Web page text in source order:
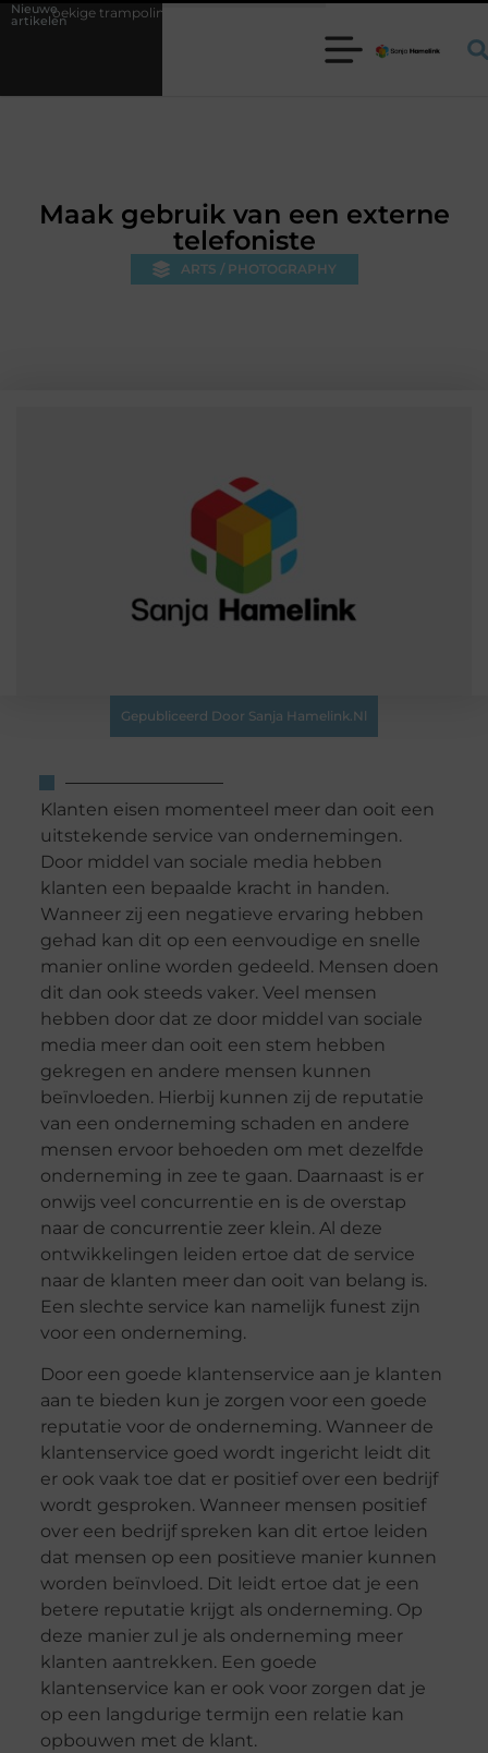
Nieuwe
artikelenkiezen voor jouw tuin
Maak gebruik van een externe
telefoniste
ARTS / PHOTOGRAPHY
Gepubliceerd Door Sanja Hamelink.nl
Klanten eisen momenteel meer dan ooit een
uitstekende service van ondernemingen.
Door middel van sociale media hebben
klanten een bepaalde kracht in handen.
Wanneer zij een negatieve ervaring hebben
gehad kan dit op een eenvoudige en snelle
manier online worden gedeeld. Mensen doen
dit dan ook steeds vaker. Veel mensen
hebben door dat ze door middel van sociale
media meer dan ooit een stem hebben
gekregen en andere mensen kunnen
beïnvloeden. Hierbij kunnen zij de reputatie
van een onderneming schaden en andere
mensen ervoor behoeden om met dezelfde
onderneming in zee te gaan. Daarnaast is er
onwijs veel concurrentie en is de overstap
naar de concurrentie zeer klein. Al deze
ontwikkelingen leiden ertoe dat de service
naar de klanten meer dan ooit van belang is.
Een slechte service kan namelijk funest zijn
voor een onderneming.
Door een goede klantenservice aan je klanten
aan te bieden kun je zorgen voor een goede
reputatie voor de onderneming. Wanneer de
klantenservice goed wordt ingericht leidt dit
er ook vaak toe dat er positief over een bedrijf
wordt gesproken. Wanneer mensen positief
over een bedrijf spreken kan dit ertoe leiden
dat mensen op een positieve manier kunnen
worden beïnvloed. Dit leidt ertoe dat je een
betere reputatie krijgt als onderneming. Op
deze manier zul je als onderneming meer
klanten aantrekken. Een goede
klantenservice kan er ook voor zorgen dat je
op een langdurige termijn een relatie kan
opbouwen met de klant.